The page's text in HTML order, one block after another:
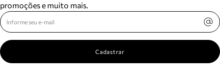
promoções e muito mais.
Cadastrar